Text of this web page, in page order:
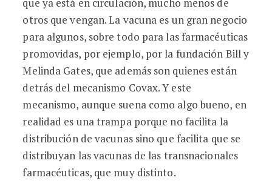
otros que vengan. La vacuna es un gran negocio
para algunos, sobre todo para las farmacéuticas
promovidas, por ejemplo, por la fundación Bill y
Melinda Gates, que además son quienes están
detrás del mecanismo Covax. Y este
mecanismo, aunque suena como algo bueno, en
realidad es una trampa porque no facilita la
distribución de vacunas sino que facilita que se
distribuyan las vacunas de las transnacionales
farmacéuticas, que muy distinto.